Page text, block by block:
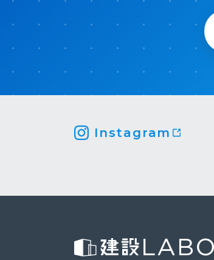
Instagram